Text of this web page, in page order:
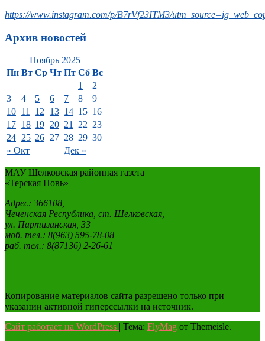
https://www.instagram.com/p/B7rVf23ITM3/
Архив новостей
Ноябрь 2025
Пн Вт Ср Чт Пт Сб Вс
« Окт Дек »
1
2
3
4 5 6 7 8
9
10 11 12 13 14 15 16
17 18 19 20 21 22 23
24 25 26 27 28 29 30
МАУ Шелковская районная газета
«Терская Новь»
Адрес: 366108,
Чеченская Республика, ст. Шелковская,
ул. Партизанская, 33
моб. тел.: 8(963) 595-78-08
раб. тел.: 8(87136) 2-26-61
Копирование материалов сайта разрешено только при
указании активной гиперссылки на источник.
Сайт работает на WordPress | Тема: FlyMag от Themeisle.